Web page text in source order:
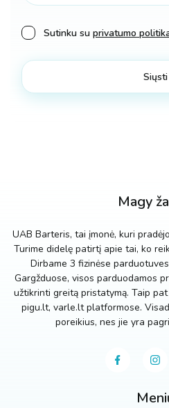
Sutinku su privatumo
Magy
UAB Barteris, tai įmonė, kuri
Turime didelę patirtį apie tai, ko
Dirbame 3 fizinėse
Gargžduose, visos parduodamos
užtikrinti greitą pristatymą. Taip
pigu.lt, varle.lt platformose.
poreikius, nes jie yra